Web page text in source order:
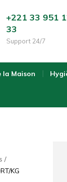
+221 33 951
33
Support 24/7
la Maison
KG